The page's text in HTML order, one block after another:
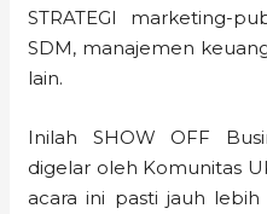
STRATEGI marketing-
SDM, manajemen
lain.
Inilah SHOW OFF
digelar oleh Komunitas
acara ini pasti jauh